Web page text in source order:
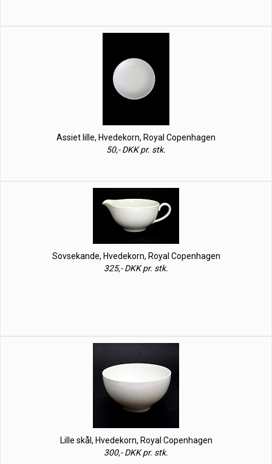
Assiet lille, Hvedekorn, Royal Copenhagen
50,- DKK pr. stk.
Sovsekande, Hvedekorn, Royal Copenhagen
325,- DKK pr. stk.
Lille skål, Hvedekorn, Royal Copenhagen
300,- DKK pr. stk.